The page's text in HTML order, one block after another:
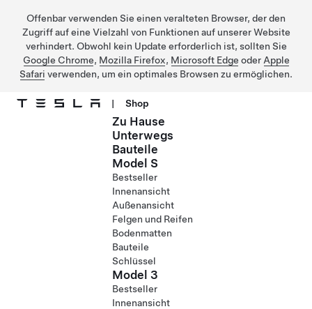
Offenbar verwenden Sie einen veralteten Browser, der den
Zugriff auf eine Vielzahl von Funktionen auf unserer Website
verhindert. Obwohl kein Update erforderlich ist, sollten Sie
Google Chrome, Mozilla Firefox, Microsoft Edge oder Apple
Safari verwenden, um ein optimales Browsen zu ermöglichen.
| Shop
Zu Hause
Unterwegs
Bauteile
Model S
Bestseller
Innenansicht
Außenansicht
Felgen und Reifen
Bodenmatten
Bauteile
Schlüssel
Model 3
Bestseller
Innenansicht